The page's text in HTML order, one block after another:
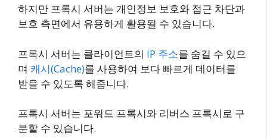
하지만 프록시 서버는 개인정보 보호와 접근 차단과
보호 측면에서 유용하게 활용될 수 있습니다.
프록시 서버는 클라이언트의 IP 주소를 숨길 수 있으
며 캐시(Cache)를 사용하여 보다 빠르게 데이터를
받을 수 있도록 해줍니다.
프록시 서버는 포워드 프록시와 리버스 프록시로 구
분할 수 있습니다.